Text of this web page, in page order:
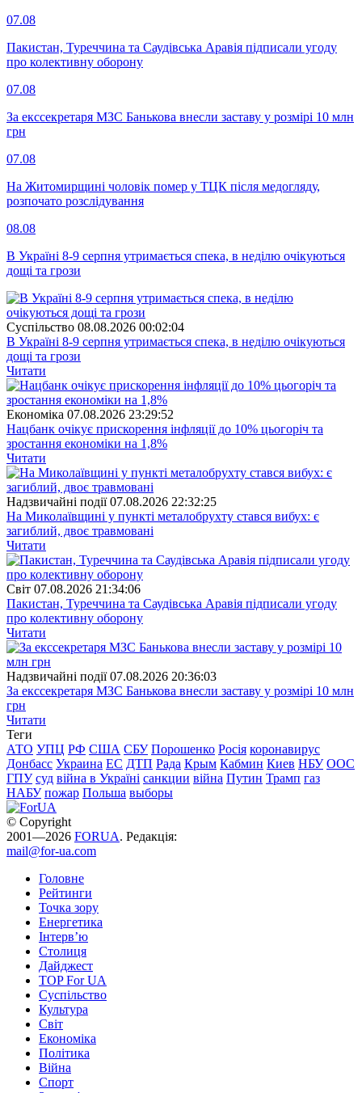
07.08
Пакистан, Туреччина та Саудівська Аравія підписали угоду
про колективну оборону
07.08
За екссекретаря МЗС Банькова внесли заставу у розмірі 10 млн
грн
07.08
На Житомирщині чоловік помер у ТЦК після медогляду,
розпочато розслідування
08.08
В Україні 8-9 серпня утримається спека, в неділю очікуються
дощі та грози
Суспiльство 08.08.2026 00:02:04
В Україні 8-9 серпня утримається спека, в неділю очікуються
дощі та грози
Читати
Економіка 07.08.2026 23:29:52
Нацбанк очікує прискорення інфляції до 10% цьогоріч та
зростання економіки на 1,8%
Читати
Надзвичайні події 07.08.2026 22:32:25
На Миколаївщині у пункті металобрухту стався вибух: є
загиблий, двоє травмовані
Читати
Свiт 07.08.2026 21:34:06
Пакистан, Туреччина та Саудівська Аравія підписали угоду
про колективну оборону
Читати
Надзвичайні події 07.08.2026 20:36:03
За екссекретаря МЗС Банькова внесли заставу у розмірі 10 млн
грн
Читати
Теги
АТО УПЦ РФ США СБУ Порошенко Росія коронавирус
Донбасс Украина ЕС ДТП Рада Крым Кабмин Киев НБУ ООС
ГПУ суд війна в Україні санкции війна Путин Трамп газ
НАБУ пожар Польша выборы
© Copyright
2001—2026 FORUA. Редакція:
mail@for-ua.com
Головне
Рейтинги
Точка зору
Енергетика
Інтерв’ю
Столиця
Дайджест
TOP For UA
Суспiльство
Культура
Світ
Економіка
Політика
Війна
Спорт